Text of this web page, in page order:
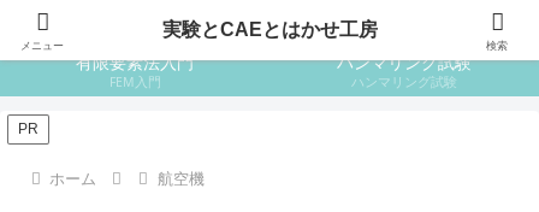
はじめての設計
はじめての金属材料
有限要素法入門
FEM入門
ハンマリング試験
ハンマリング試験
PR
ホーム 航空機
メニュー
実験とCAEとはかせ工房
検索